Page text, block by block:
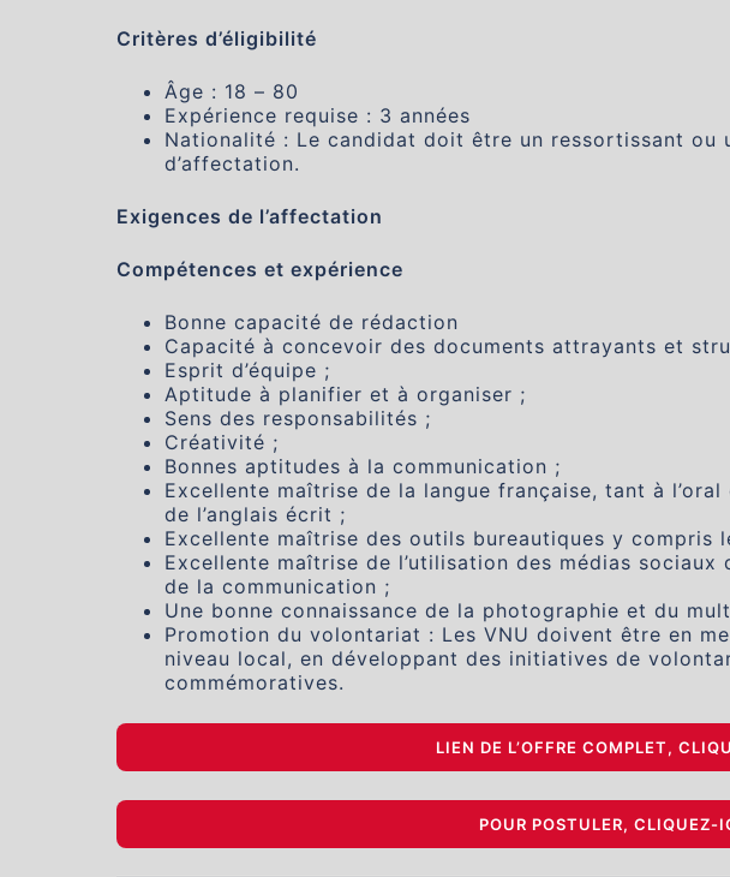
Critères d’éligibilité
Âge : 18 – 80
Expérience requise : 3 années
Nationalité : Le candidat doit être un ressortissant ou
d’affectation.
Exigences de l’affectation
Compétences et expérience
Bonne capacité de rédaction
Capacité à concevoir des documents attrayants et
Esprit d’équipe ;
Aptitude à planifier et à organiser ;
Sens des responsabilités ;
Créativité ;
Bonnes aptitudes à la communication ;
Excellente maîtrise de la langue française, tant à l’oral
de l’anglais écrit ;
Excellente maîtrise des outils bureautiques y compris
Excellente maîtrise de l’utilisation des médias
de la communication ;
Une bonne connaissance de la photographie et du
Promotion du volontariat : Les VNU doivent être en
niveau local, en développant des initiatives de
commémoratives.
LIEN DE L’OFFRE COMPLET,
POUR POSTULER, CLIQUEZ-